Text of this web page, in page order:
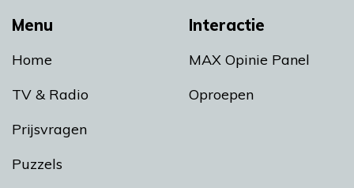
Menu
Home
TV & Radio
Prijsvragen
Puzzels
Interactie
MAX Opinie Panel
Oproepen